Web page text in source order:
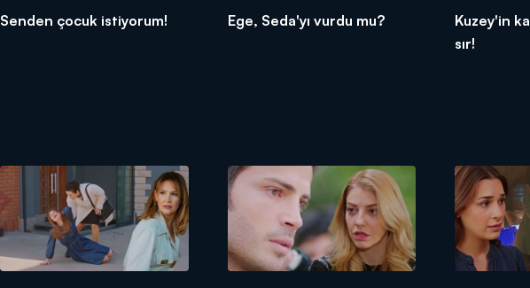
Senden çocuk istiyorum! Ege, Seda'yı vurdu mu?
Kuzey'in
sır!